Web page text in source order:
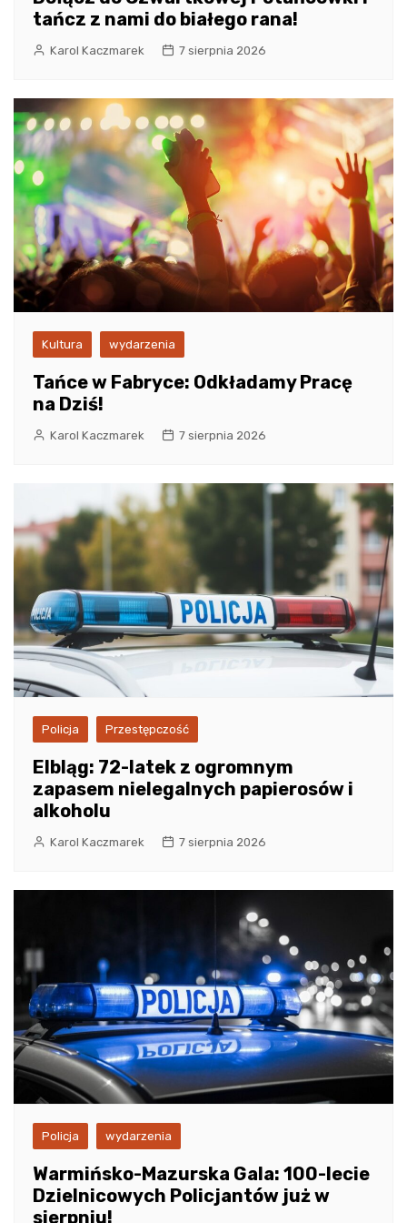
tańcz z nami do białego rana!
Karol Kaczmarek 7 sierpnia 2026
Kultura wydarzenia
Tańce w Fabryce: Odkładamy Pracę
na Dziś!
Karol Kaczmarek 7 sierpnia 2026
Policja Przestępczość
Elbląg: 72-latek z ogromnym
zapasem nielegalnych papierosów i
alkoholu
Karol Kaczmarek 7 sierpnia 2026
Policja wydarzenia
Warmińsko-Mazurska Gala: 100-lecie
Dzielnicowych Policjantów już w
sierpniu!